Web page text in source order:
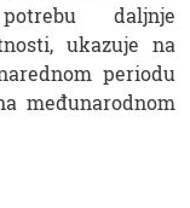
daljnje
ukazuje na
periodu
međunarodnom